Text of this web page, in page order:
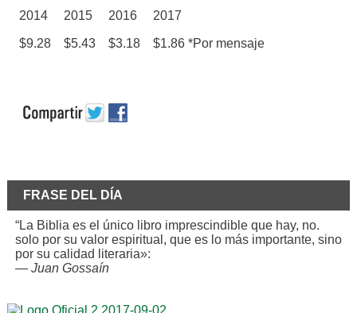
2014 2015 2016 2017
$9.28 $5.43 $3.18 $1.86 *Por mensaje
FRASE DEL DÍA
“La Biblia es el único libro imprescindible que hay, no.
solo por su valor espiritual, que es lo más importante, sino
por su calidad literaria»:
— Juan Gossaín